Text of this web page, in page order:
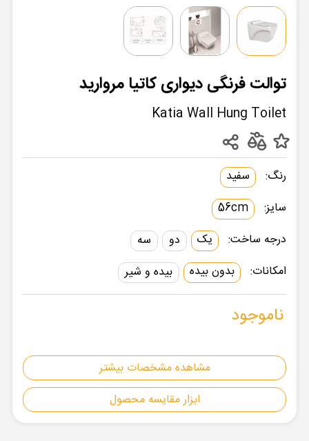
توالت فرنگی دیواری کاتیا مروارید
Katia Wall Hung Toilet
مشاهده مشخصات بیشتر
ابزار مقایسه محصول
رنگ:
سفید
سایز:
56cm
درجه ساخت:
یک دو
سه
امکانات:
بدون بیده بیده و شیر
ناموجود